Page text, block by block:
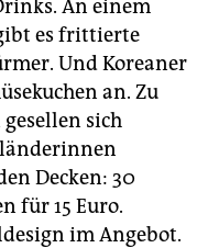
An einem
es frittierte
Und Koreaner
an. Zu
sich
Decken: 30
für 15 Euro.
im Angebot.